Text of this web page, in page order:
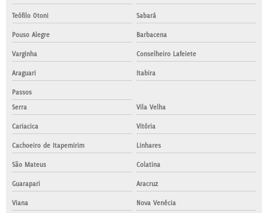
Teófilo Otoni Sabará
Pouso Alegre Barbacena
Varginha Conselheiro Lafeiete
Araguari Itabira
Passos
Serra
Vila Velha
Cariacica Vitória
Cachoeiro de Itapemirim Linhares
São Mateus Colatina
Guarapari Aracruz
Viana Nova Venécia